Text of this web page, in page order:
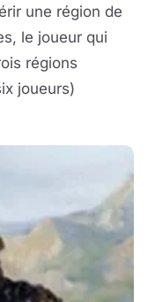
une région de
le joueur qui
régions
joueurs)